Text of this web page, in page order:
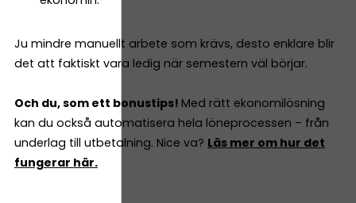
Ju mindre manuellt arbete som krävs, desto enklare blir
det att faktiskt vara ledig när semestern väl börjar.
Och du, som ett bonustips! Med rätt ekonomilösning
kan du också automatisera hela löneprocessen – från
underlag till utbetalning. Nice va? Läs mer om hur det
fungerar här.